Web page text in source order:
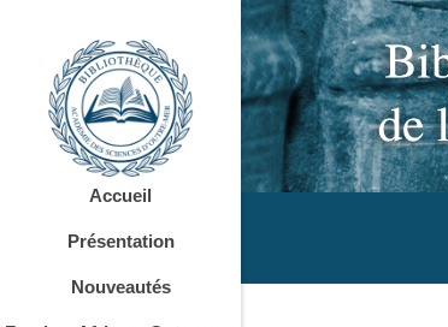
Accueil
Présentation
Nouveautés